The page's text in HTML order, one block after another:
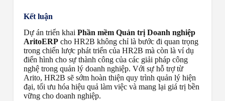
Kết luận
Dự án triển khai Phần mềm Quản trị Doanh nghiệp
AritoERPcho HR2B không chỉ là bước đi quan trọng
trong chiến lược phát triển của HR2B mà còn là ví dụ
điển hình cho sự thành công của các giải pháp công
nghệ trong quản lý doanh nghiệp. Với sự hỗ trợ từ
Arito, HR2B sẽ sớm hoàn thiện quy trình quản lý hiện
đại, tối ưu hóa hiệu quả làm việc và mang lại giá trị bền
vững cho doanh nghiệp.